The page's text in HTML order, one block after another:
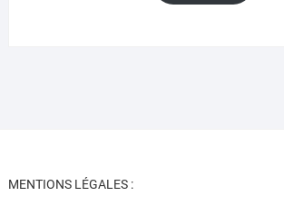
MENTIONS LÉGALES :